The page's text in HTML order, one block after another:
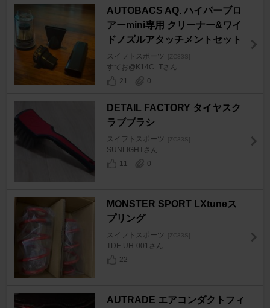
AUTOBACS AQ. ハイパーブロ
アーmini専用 クリーナー&ワイ
ドノズルアタッチメントセット
スイフトスポーツ [ZC33S]
すてお@K14C_Tさん
21
0
DETAIL FACTORY タイヤスク
ラブブラシ
スイフトスポーツ [ZC33S]
SUNLIGHTさん
11
0
MONSTER SPORT LXtuneス
プリング
スイフトスポーツ [ZC33S]
TDF-UH-001さん
22
AUTRADE エアコンダクトフィ